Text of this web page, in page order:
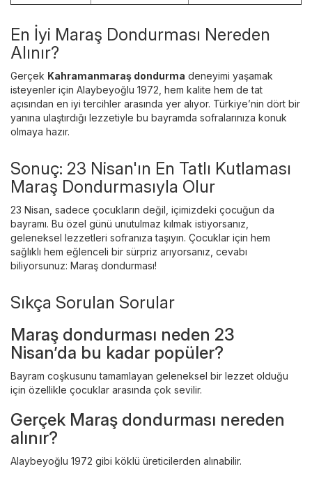
En İyi Maraş Dondurması Nereden
Alınır?
Gerçek Kahramanmaraş dondurma deneyimi yaşamak
isteyenler için Alaybeyoğlu 1972, hem kalite hem de tat
açısından en iyi tercihler arasında yer alıyor. Türkiye’nin dört bir
yanına ulaştırdığı lezzetiyle bu bayramda sofralarınıza konuk
olmaya hazır.
Sonuç: 23 Nisan'ın En Tatlı Kutlaması
Maraş Dondurmasıyla Olur
23 Nisan, sadece çocukların değil, içimizdeki çocuğun da
bayramı. Bu özel günü unutulmaz kılmak istiyorsanız,
geleneksel lezzetleri sofranıza taşıyın. Çocuklar için hem
sağlıklı hem eğlenceli bir sürpriz arıyorsanız, cevabı
biliyorsunuz: Maraş dondurması!
Sıkça Sorulan Sorular
Maraş dondurması neden 23
Nisan’da bu kadar popüler?
Bayram coşkusunu tamamlayan geleneksel bir lezzet olduğu
için özellikle çocuklar arasında çok sevilir.
Gerçek Maraş dondurması nereden
alınır?
Alaybeyoğlu 1972 gibi köklü üreticilerden alınabilir.